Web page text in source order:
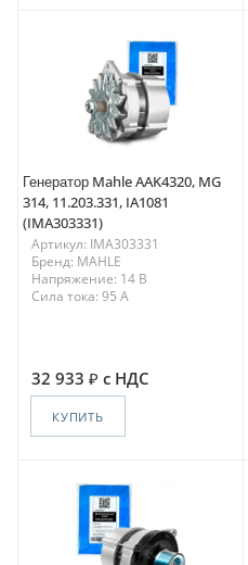
Генератор Mahle AAK4320, MG
314, 11.203.331, IA1081
(IMA303331)
Артикул: IMA303331
Бренд: MAHLE
Напряжение: 14 В
Сила тока: 95 A
32 933 с НДС
КУПИТЬ